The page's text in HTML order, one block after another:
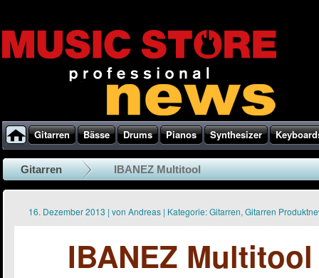
Gitarren Bässe Drums Pianos Synthesizer
Gitarren IBANEZ Multitool
16. Dezember 2013 | von Andreas | Kategorie:Gitarren, Gitarren
IBANEZ Multitool